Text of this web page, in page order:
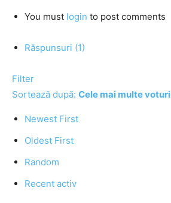
You must login to post comments
Răspunsuri (1)
Filter
Sortează după: Cele mai multe voturi
Newest First
Oldest First
Random
Recent activ